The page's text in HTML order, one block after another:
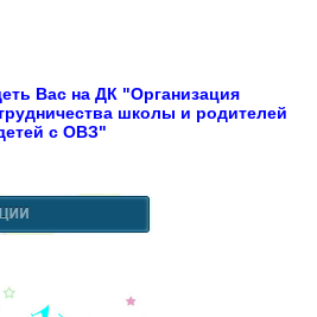
Вас на ДК "Организация
школы и родителей
с ОВЗ"